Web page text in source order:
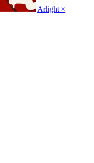
Arlight ×